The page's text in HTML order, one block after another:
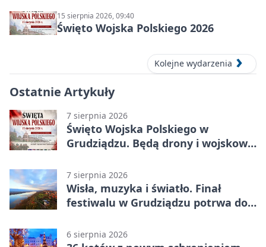
15 sierpnia 2026, 09:40
Święto Wojska Polskiego 2026
Kolejne wydarzenia
Ostatnie Artykuły
7 sierpnia 2026
Święto Wojska Polskiego w
Grudziądzu. Będą drony i wojskowa
7 sierpnia 2026
Wisła, muzyka i światło. Finał
festiwalu w Grudziądzu potrwa do
6 sierpnia 2026